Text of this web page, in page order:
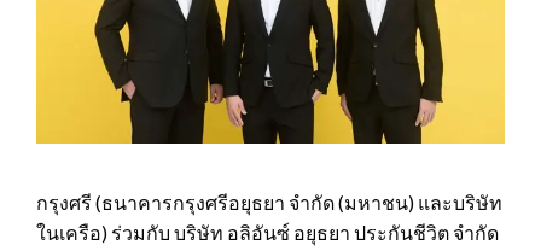
กรุงศรี (ธนาคารกรุงศรีอยุธยา จำกัด (มหาชน) และบริษัท
ในเครือ) ร่วมกับ บริษัท อลิอันซ์ อยุธยา ประกันชีวิต จำกัด